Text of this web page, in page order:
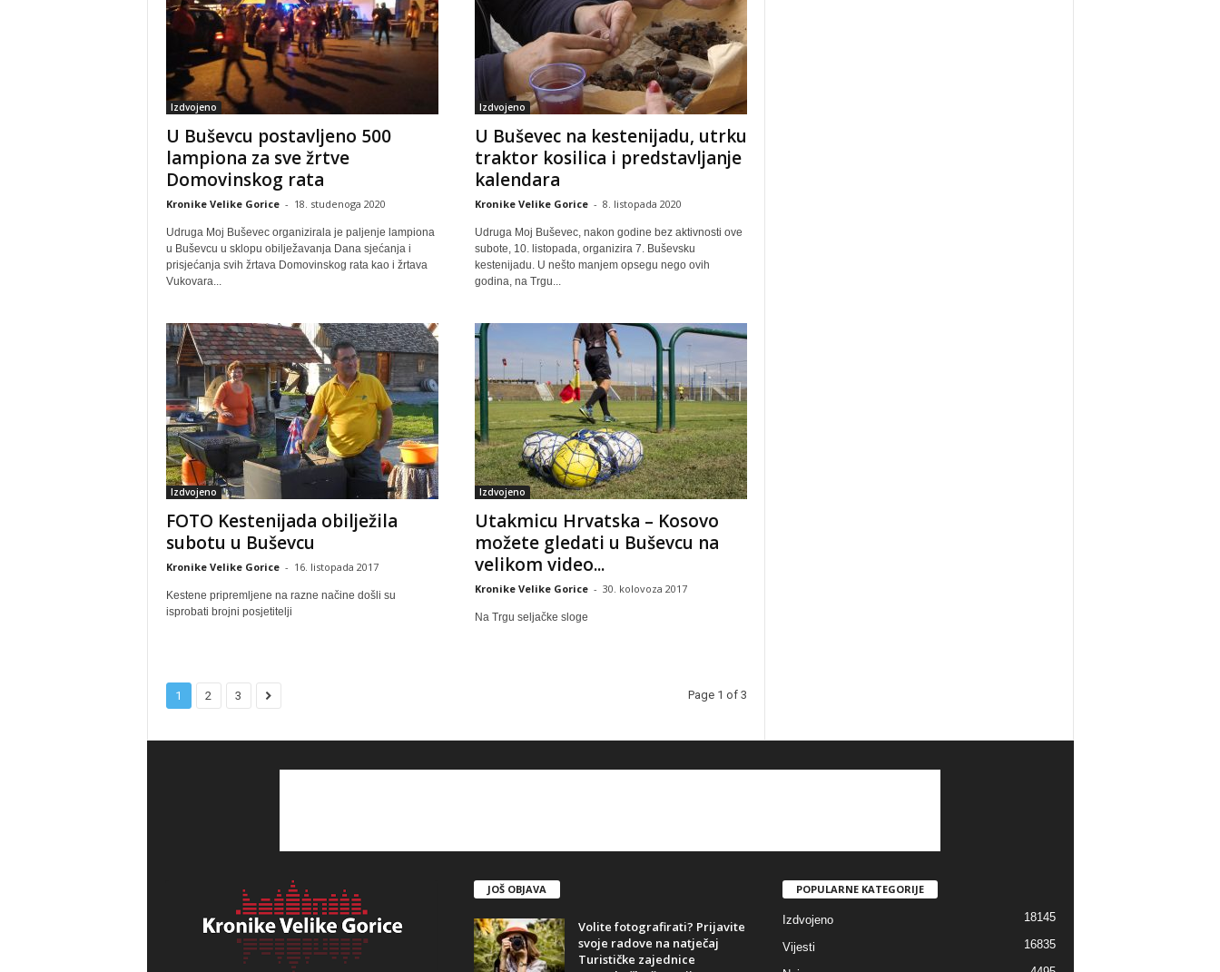
Izdvojeno
U Buševcu postavljeno 500
lampiona za sve žrtve
Domovinskog rata
Kronike Velike Gorice - 18. studenoga 2020
Udruga Moj Buševec organizirala je paljenje lampiona
u Buševcu u sklopu obilježavanja Dana sjećanja i
prisjećanja svih žrtava Domovinskog rata kao i žrtava
Vukovara...
Izdvojeno
U Buševec na kestenijadu, utrku
traktor kosilica i predstavljanje
kalendara
Kronike Velike Gorice - 8. listopada 2020
Udruga Moj Buševec, nakon godine bez aktivnosti ove
subote, 10. listopada, organizira 7. Buševsku
kestenijadu. U nešto manjem opsegu nego ovih
godina, na Trgu...
Izdvojeno
FOTO Kestenijada obilježila
subotu u Buševcu
Kronike Velike Gorice - 16. listopada 2017
Kestene pripremljene na razne načine došli su
isprobati brojni posjetitelji
Izdvojeno
Utakmicu Hrvatska – Kosovo
možete gledati u Buševcu na
velikom video...
Kronike Velike Gorice - 30. kolovoza 2017
Na Trgu seljačke sloge
1 2 3 Page 1 of 3
JOŠ OBJAVA
Volite fotografirati? Prijavite
svoje radove na natječaj
Turističke zajednice
POPULARNE KATEGORIJE
Izdvojeno 18145
Vijesti 16835